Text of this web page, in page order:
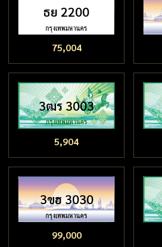
ธย 2200
75,004
3ฒร 3003
5,904
3ขฮ 3030
99,000